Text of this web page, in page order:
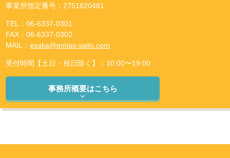
事業所指定番号：2751620481
TEL：06-6337-0301
FAX：06-6337-0302
MAIL：esaka@emias-saito.com
受付時間【土日・祝日除く】：10:00〜19:00
事務所概要はこちら